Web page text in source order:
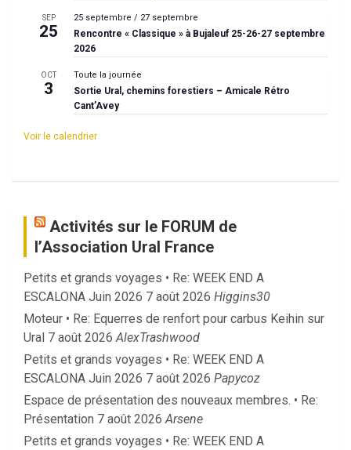
SEP
25
25 septembre / 27 septembre
Rencontre « Classique » à Bujaleuf 25-26-27 septembre
2026
OCT
3
Toute la journée
Sortie Ural, chemins forestiers – Amicale Rétro
Cant’Avey
Voir le calendrier
Activités sur le FORUM de
l’Association Ural France
Petits et grands voyages • Re: WEEK END A
ESCALONA Juin 2026 7 août 2026 Higgins30
Moteur • Re: Equerres de renfort pour carbus Keihin sur
Ural 7 août 2026 AlexTrashwood
Petits et grands voyages • Re: WEEK END A
ESCALONA Juin 2026 7 août 2026 Papycoz
Espace de présentation des nouveaux membres. • Re:
Présentation 7 août 2026 Arsene
Petits et grands voyages • Re: WEEK END A